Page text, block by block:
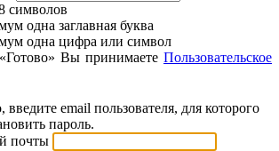
символов
одна заглавная буква
одна цифра или символ
Вы принимаете Пользовательское
email пользователя, для которого
пароль.
почты